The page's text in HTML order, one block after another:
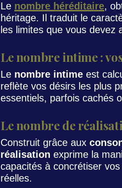
Le nombre héréditaire,
héritage. Il traduit le
les limites que vous devez
Le nombre intime :
Le nombre intime est
reflète vos désirs les plus
essentiels, parfois cachés
Le nombre de
Construit grâce aux
réalisation exprime la
capacités à concrétiser
réelles.